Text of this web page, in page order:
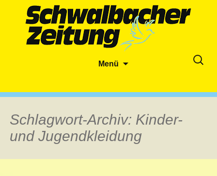
Menü
Suche
Schlagwort-Archiv: Kinder-
und Jugendkleidung